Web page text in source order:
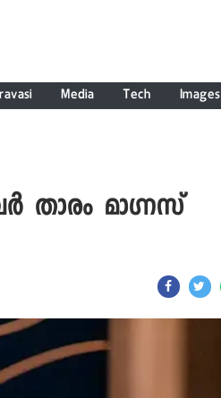
Media Tech Images
താരം മാ​ഗ്നസ്